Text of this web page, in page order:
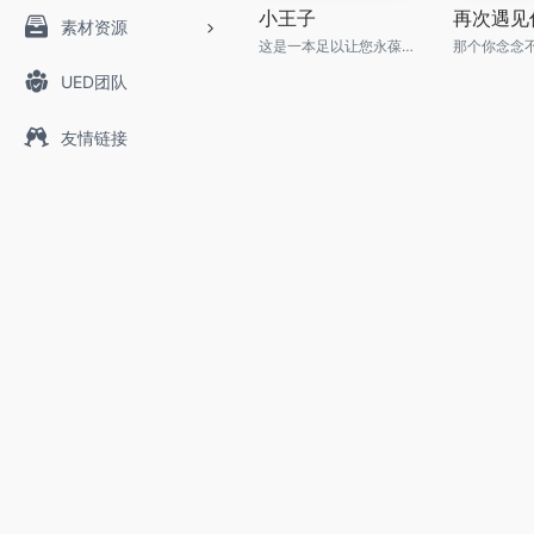
素材资源
UED团队
友情链接
小王子
这是一本足以让您永葆童心的不朽经典，被全球亿万读者誉为人生必读书。
再次遇见